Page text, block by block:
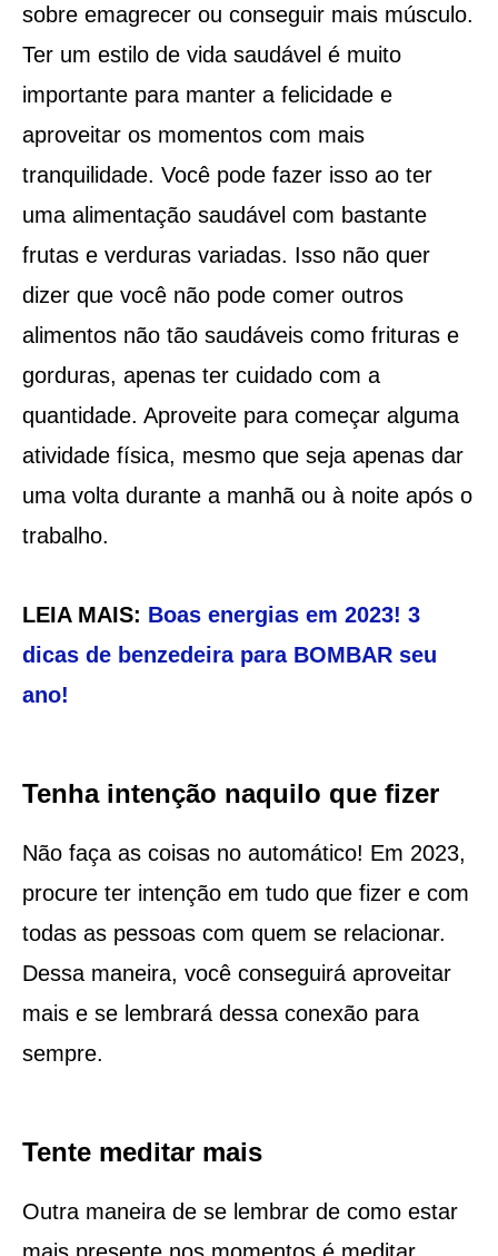
sobre emagrecer ou conseguir mais músculo.
Ter um estilo de vida saudável é muito
importante para manter a felicidade e
aproveitar os momentos com mais
tranquilidade. Você pode fazer isso ao ter
uma alimentação saudável com bastante
frutas e verduras variadas. Isso não quer
dizer que você não pode comer outros
alimentos não tão saudáveis como frituras e
gorduras, apenas ter cuidado com a
quantidade. Aproveite para começar alguma
atividade física, mesmo que seja apenas dar
uma volta durante a manhã ou à noite após o
trabalho.
LEIA MAIS: Boas energias em 2023! 3
dicas de benzedeira para BOMBAR seu
ano!
Tenha intenção naquilo que fizer
Não faça as coisas no automático! Em 2023,
procure ter intenção em tudo que fizer e com
todas as pessoas com quem se relacionar.
Dessa maneira, você conseguirá aproveitar
mais e se lembrará dessa conexão para
sempre.
Tente meditar mais
Outra maneira de se lembrar de como estar